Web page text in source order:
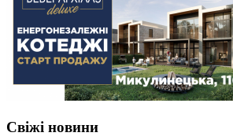
Свіжі новини